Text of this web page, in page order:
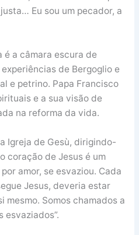
Eu sou um pecador, a
a câmara escura de
de Bergoglio e
e petrino. Papa Francisco
e a sua visão de
na reforma da vida.
Igreja de Gesù, dirigindo-
coração de Jesus é um
amor, se esvaziou. Cada
Jesus, deveria estar
mesmo. Somos chamados a
esvaziados”.